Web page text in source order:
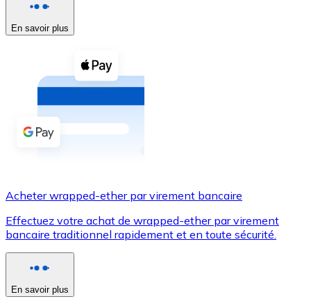
Voir toutes
Coupons crypto
Achetez des cryptomonnaies en espèces et d'autres
Acheter avec espèces
Virement SEPA
Utilisez les cartes Visa et Mastercard pour acheter
Acheter avec carte
En savoir plus
Acheter wrapped-ether par virement bancaire
Effectuez votre achat de wrapped-ether par virement
bancaire traditionnel rapidement et en toute sécurité.
En savoir plus